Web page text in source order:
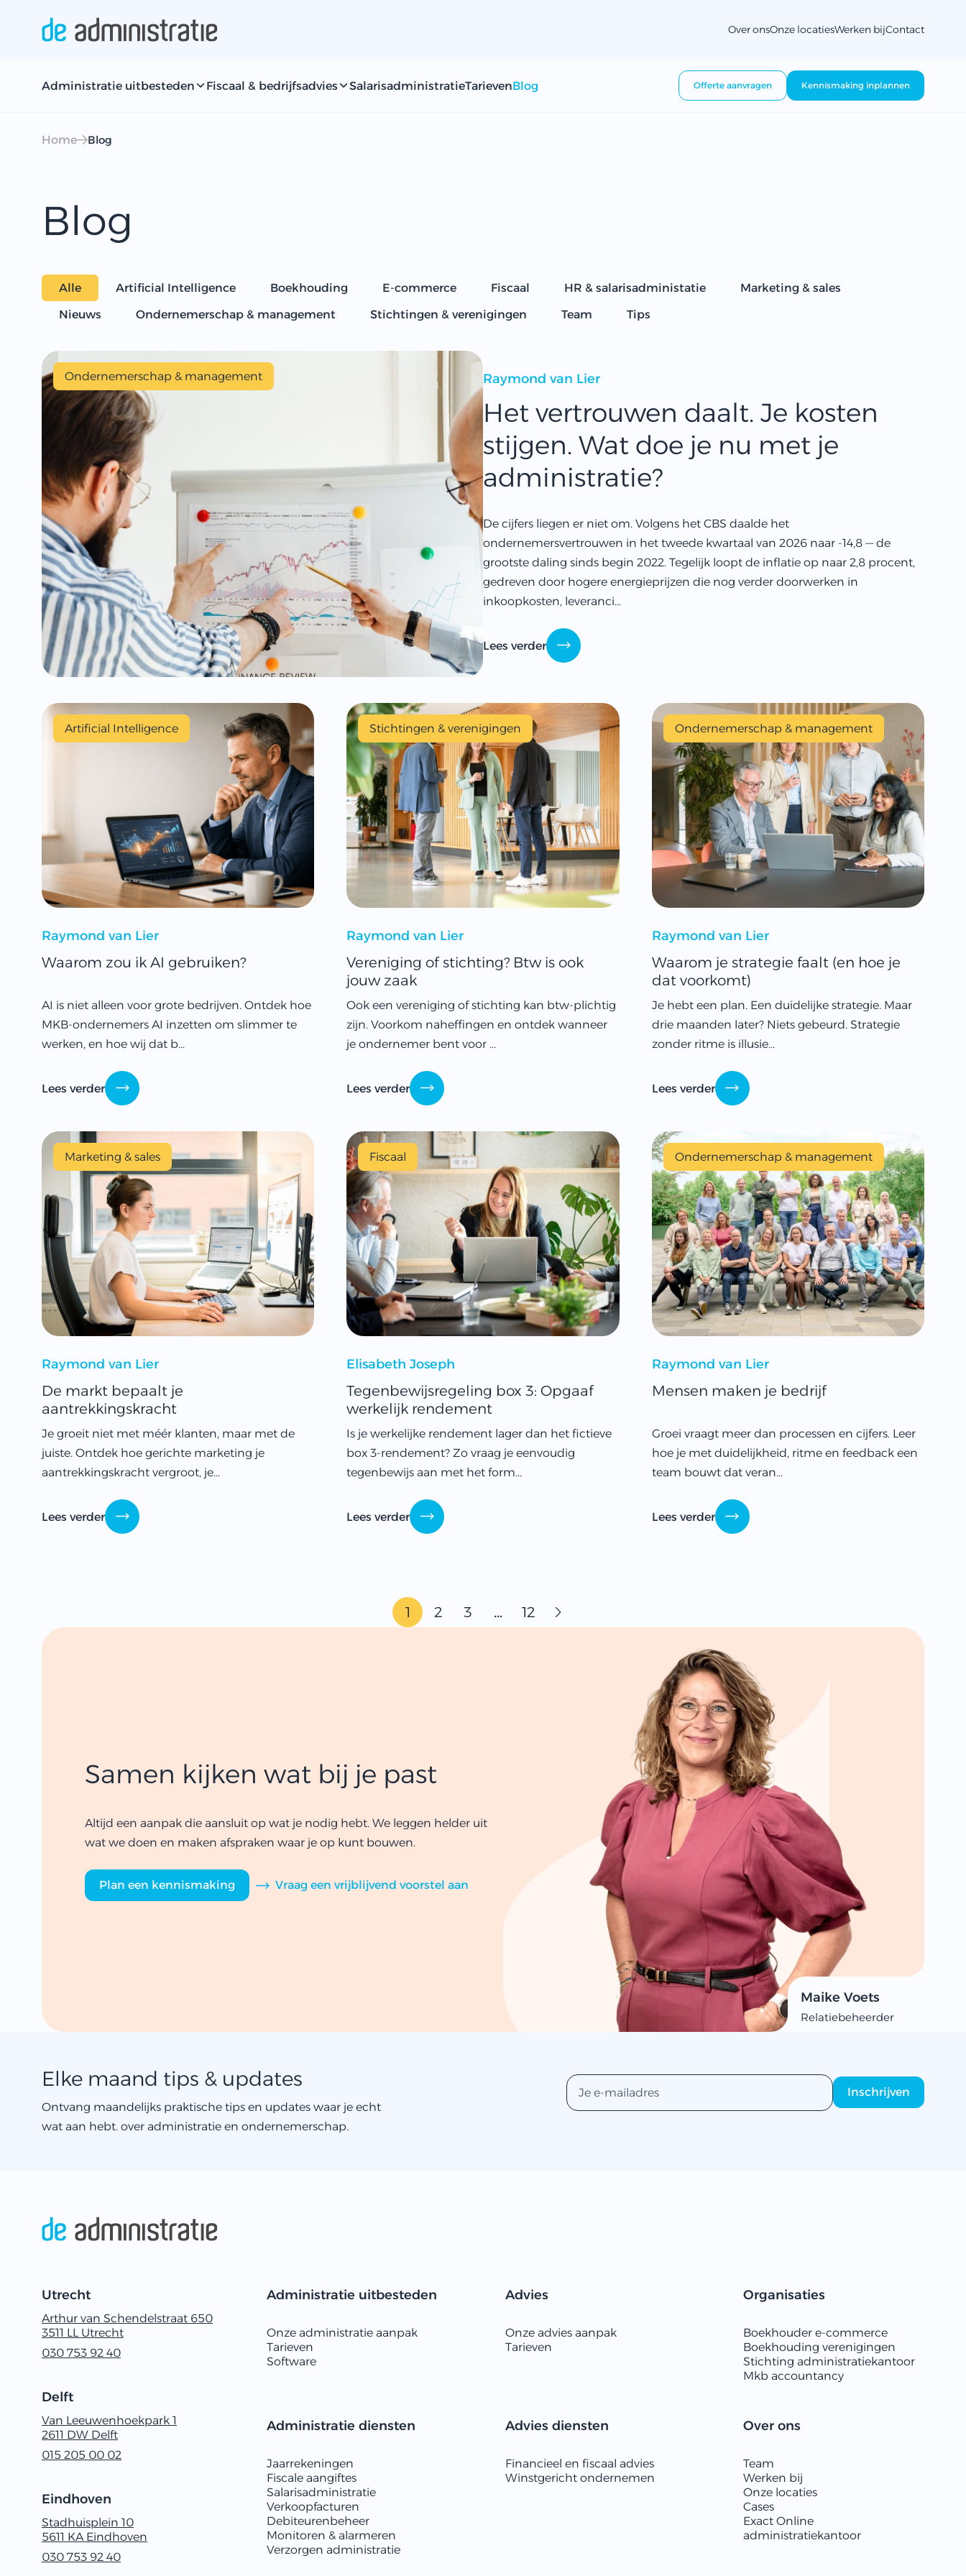
Over onsOnze locatiesWerken bijContact
Administratie uitbesteden Fiscaal & bedrijfsadvies SalarisadministratieTarievenBlog Offerte aanvragen Kennismaking inplannen
Home Blog
Blog
Alle Artificial Intelligence Boekhouding E-commerce Fiscaal HR & salarisadministatie
Marketing & sales
Nieuws
Ondernemerschap & management Stichtingen & verenigingen Team Tips
Ondernemerschap & management Raymond van Lier
Het vertrouwen daalt. Je kosten
stijgen. Wat doe je nu met je
administratie?
De cijfers liegen er niet om. Volgens het CBS daalde het
ondernemersvertrouwen in het tweede kwartaal van 2026 naar -14,8 — de
grootste daling sinds begin 2022. Tegelijk loopt de inflatie op naar 2,8 procent,
gedreven door hogere energieprijzen die nog verder doorwerken in
inkoopkosten, leveranci...
Lees verder
Artificial Intelligence
Raymond van Lier
Waarom zou ik AI gebruiken?
AI is niet alleen voor grote bedrijven. Ontdek hoe
MKB-ondernemers AI inzetten om slimmer te
werken, en hoe wij dat b...
Lees verder
Stichtingen & verenigingen
Raymond van Lier
Vereniging of stichting? Btw is ook
jouw zaak
Ook een vereniging of stichting kan btw-plichtig
zijn. Voorkom naheffingen en ontdek wanneer
je ondernemer bent voor ...
Lees verder
Ondernemerschap & management
Raymond van Lier
Waarom je strategie faalt (en hoe je
dat voorkomt)
Je hebt een plan. Een duidelijke strategie. Maar
drie maanden later? Niets gebeurd. Strategie
zonder ritme is illusie...
Lees verder
Marketing & sales
Raymond van Lier
De markt bepaalt je
aantrekkingskracht
Je groeit niet met méér klanten, maar met de
juiste. Ontdek hoe gerichte marketing je
aantrekkingskracht vergroot, je...
Lees verder
Fiscaal
Elisabeth Joseph
Tegenbewijsregeling box 3: Opgaaf
werkelijk rendement
Is je werkelijke rendement lager dan het fictieve
box 3-rendement? Zo vraag je eenvoudig
tegenbewijs aan met het form...
Lees verder
Ondernemerschap & management
Raymond van Lier
Mensen maken je bedrijf
Groei vraagt meer dan processen en cijfers. Leer
hoe je met duidelijkheid, ritme en feedback een
team bouwt dat veran...
Lees verder
1 2 3 … 12
Samen kijken wat bij je past
Altijd een aanpak die aansluit op wat je nodig hebt. We leggen helder uit
wat we doen en maken afspraken waar je op kunt bouwen.
Plan een kennismaking Vraag een vrijblijvend voorstel aan
Maike Voets
Relatiebeheerder
Elke maand tips & updates
Ontvang maandelijks praktische tips en updates waar je echt
wat aan hebt. over administratie en ondernemerschap.
Utrecht
Arthur van Schendelstraat 650
3511 LL Utrecht
030‭ ‬753‭ ‬92‭ ‬40
Delft
Van Leeuwenhoekpark 1
2611 ‬DW Delft
015 205 00 02
Eindhoven
Stadhuisplein 10
5611 KA Eindhoven
030‭ ‬753‭ ‬92‭ ‬40
Administratie uitbesteden
Onze administratie aanpak
Tarieven
Software
Advies
Onze advies aanpak
Tarieven
Organisaties
Boekhouder e-commerce
Boekhouding verenigingen
Stichting administratiekantoor
Mkb accountancy
Administratie diensten
Jaarrekeningen
Fiscale aangiftes
Salarisadministratie
Verkoopfacturen
Debiteurenbeheer
Monitoren & alarmeren
​​Verzorgen administratie
Advies diensten
Financieel en fiscaal advies
Winstgericht ondernemen
Over ons
Team
Werken bij
Onze locaties
Cases
Exact Online
administratiekantoor